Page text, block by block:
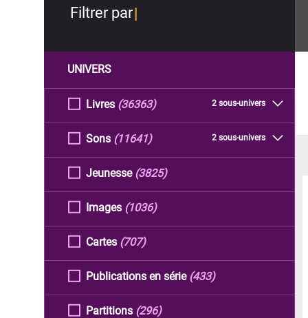
Filtrer par
UNIVERS
Livres 2 sous-univers
(36363)
Sons 2 sous-univers
(11641)
Jeunesse (3825)
Images (1036)
Cartes (707)
Publications en série (433)
Partitions (296)